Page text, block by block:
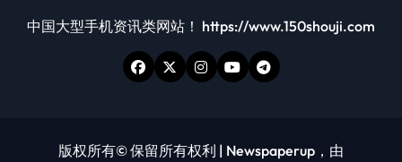
中国大型手机资讯类网站！ https://www.150shouji.com
版权所有© 保留所有权利 | Newspaperup ，由